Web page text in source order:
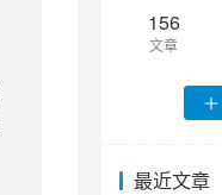
156
文章
最近文章